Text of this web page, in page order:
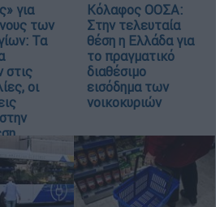
για
των
Τα
στις
οι
Κόλαφος ΟΟΣΑ:
Στην τελευταία
θέση η Ελλάδα για
το πραγματικό
διαθέσιμο
εισόδημα των
νοικοκυριών